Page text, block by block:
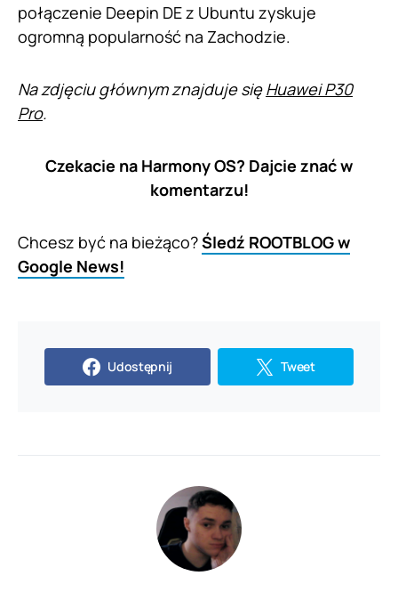
połączenie Deepin DE z Ubuntu zyskuje
ogromną popularność na Zachodzie.
Na zdjęciu głównym znajduje sięHuawei P30
Pro.
Czekacie na Harmony OS? Dajcie znać w
komentarzu!
Chcesz być na bieżąco?Śledź ROOTBLOG w
Google News!
Udostępnij Tweet